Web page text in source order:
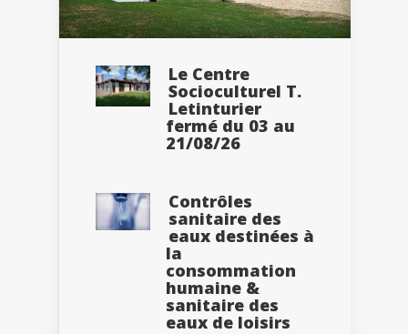
Le Centre
Socioculturel T.
Letinturier
fermé du 03 au
21/08/26
Contrôles
sanitaire des
eaux destinées à
la
consommation
humaine &
sanitaire des
eaux de loisirs